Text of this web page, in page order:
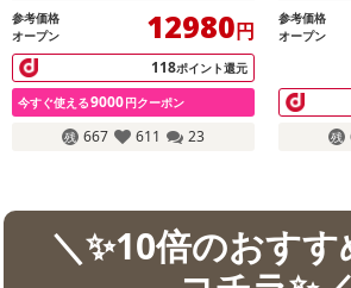
参考価格
オープン
12980円
118ポイント還元
今すぐ使える9000円クーポン
667 611 23
参考価格
オープン
＼✨10倍のおす